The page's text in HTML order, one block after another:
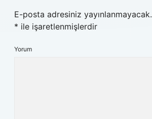
E-posta adresiniz yayınlanmayacak.
* ile işaretlenmişlerdir
Yorum